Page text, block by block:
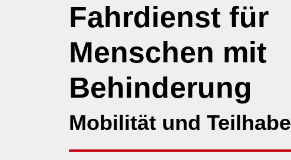
Fahrdienst für
Menschen mit
Behinderung
Mobilität und Teilhabe